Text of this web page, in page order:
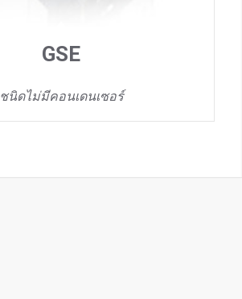
GSE
ชนิดไม่มีคอนเดนเซอร์